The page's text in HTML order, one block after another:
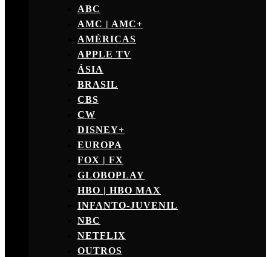
ABC
AMC | AMC+
AMÉRICAS
APPLE TV
ÁSIA
BRASIL
CBS
CW
DISNEY+
EUROPA
FOX | FX
GLOBOPLAY
HBO | HBO MAX
INFANTO-JUVENIL
NBC
NETFLIX
OUTROS